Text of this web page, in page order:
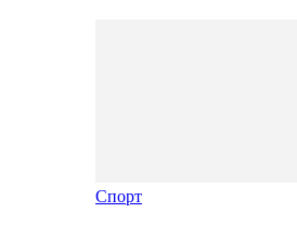
Спорт